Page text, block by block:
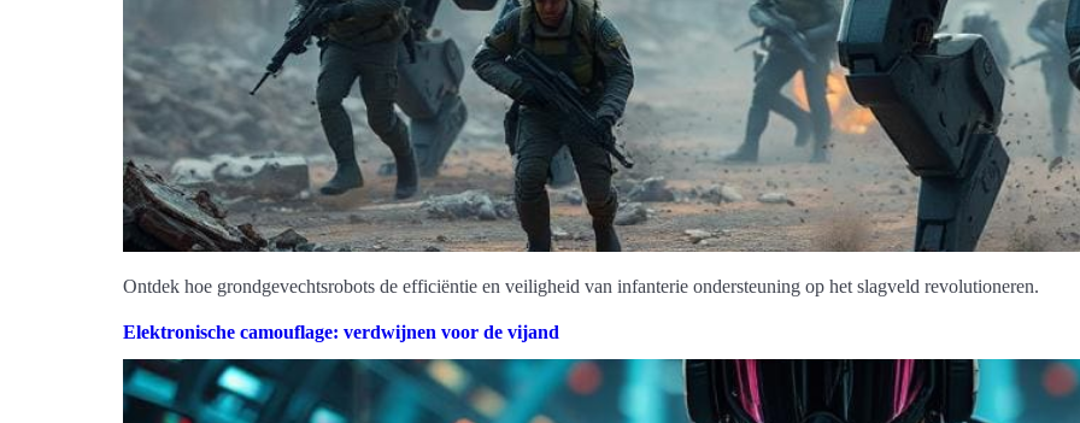
Ontdek hoe grondgevechtsrobots de efficiëntie en veiligheid van infanterie ondersteuning op het slagveld revolutioneren.
Elektronische camouflage: verdwijnen voor de vijand